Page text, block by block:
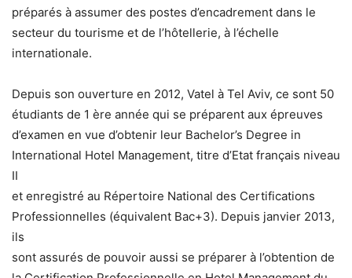
préparés à assumer des postes d’encadrement dans le
secteur du tourisme et de l’hôtellerie, à l’échelle
internationale.
Depuis son ouverture en 2012, Vatel à Tel Aviv, ce sont 50
étudiants de 1 ère année qui se préparent aux épreuves
d’examen en vue d’obtenir leur Bachelor’s Degree in
International Hotel Management, titre d’Etat français niveau
II
et enregistré au Répertoire National des Certifications
Professionnelles (équivalent Bac+3). Depuis janvier 2013,
ils
sont assurés de pouvoir aussi se préparer à l’obtention de